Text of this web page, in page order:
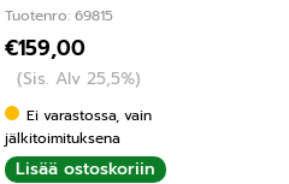
Tuotenro: 69815
€159,00
(Sis. Alv 25,5%)
Ei varastossa, vain
jälkitoimituksena
Lisää ostoskoriin